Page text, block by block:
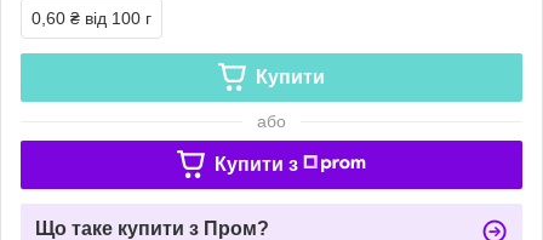
0,60 ₴ від 100 г
Купити
або
Купити з
Що таке купити з Пром?